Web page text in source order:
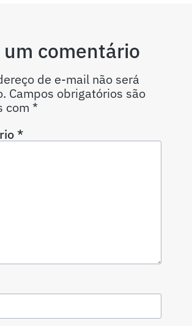
um comentário
de e-mail não será
Campos obrigatórios são
com *
*